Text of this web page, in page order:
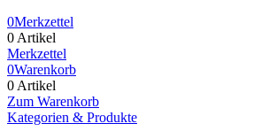
0Merkzettel
0 Artikel
Merkzettel
0Warenkorb
0 Artikel
Zum Warenkorb
Kategorien & Produkte